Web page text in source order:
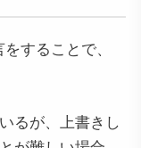
することで、
るが、上書きし